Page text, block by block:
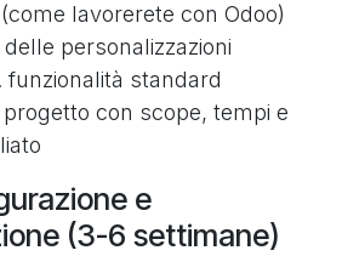
lavorerete con Odoo)
personalizzazioni
funzionalità standard
con scope, tempi e
e
(3-6 settimane)